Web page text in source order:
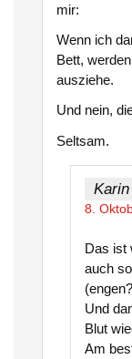
mir:
Wenn ich
Bett,
ausziehe.
Und nein,
Seltsam.
8.
Das ist
auch
Und
Blut
Am